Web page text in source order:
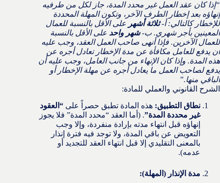
“إذا كان عقد العمل غير محدد المدة، جاز لكل من طرفيه
إنهاؤه بعد إخطار الطرف الآخر، وتكون المهلة المحددة
للإخطار كالتالي: أ-ثلاثة أشهر على الأقل بالنسبة للعمال
المعينين بأجر شهري. ب-شهر واحد على الأقل بالنسبة
للعمال الآخرين. فإذا أنهى صاحب العمل العقد، وجب عليه
أن يدفع للعامل مكافأة عن مدة الإخطار تعادل أجره عن
هذه المدة. وإذا كان الإنهاء من جانب العامل، وجب عليه أن
يدفع لصاحب العمل ما يعادل أجره عن مهلة الإخطار أو
الباقي منها.”
الشرح القانوني والعملي للمادة:
نطاق التطبيق: هذه المادة تطبق حصراً على “العقود
غير محددة المدة”. (أما العقد “محدد المدة” فلا يجوز
إنهاؤه قبل انتهاء مدته بإرادة منفردة، وإلا وجب
التعويض عن باقي المدة، ولا توجد فيه فترة إنذار
بالمعنى التقليدي إلا قبل انتهاء العقد للتجديد أو
عدمه).
مدة الإنذار (المهلة):